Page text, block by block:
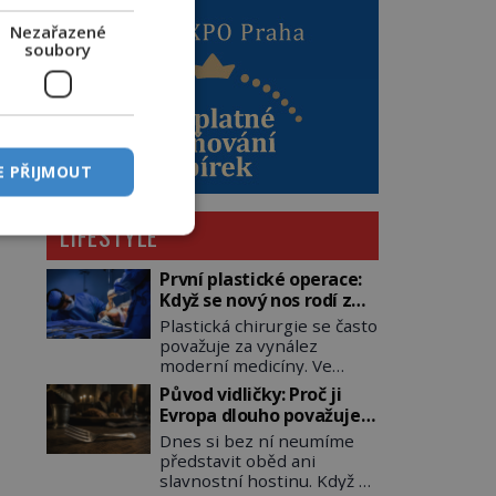
LIFESTYLE
První plastické operace:
Když se nový nos rodí z
kůže na tváři
Plastická chirurgie se často
považuje za vynález
moderní medicíny. Ve
skutečnosti jsou její
kořeny staré více než dva a
půl tisíce let. V dobách, kdy
ještě neexistují antibiotika
ani anestezie, se odvážní
lékaři pokoušejí vracet
Původ vidličky: Proč ji
Evropa dlouho považuje
za nástroj samotného
satana?
Dnes si bez ní neumíme
představit oběd ani
slavnostní hostinu. Když se
Nezařazené
soubory
PŘIJMOUT